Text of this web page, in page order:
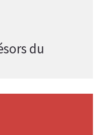
du